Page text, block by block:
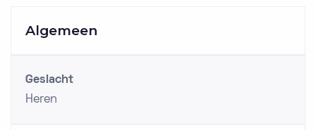
Algemeen
Geslacht
Heren